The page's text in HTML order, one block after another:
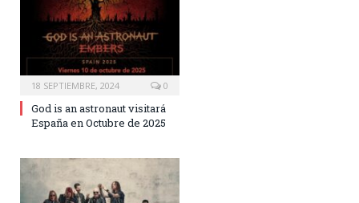
18 SEPTIEMBRE, 2024 0
God is an astronaut visitará
España en Octubre de 2025